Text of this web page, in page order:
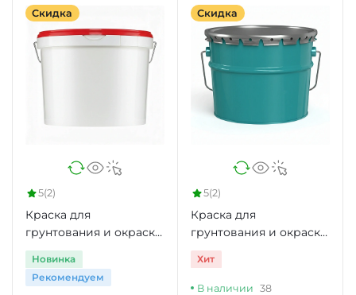
Скидка
5(2)
Краска для
грунтования и окраски
стен Argentum 20
Новинка
Рекомендуем
Скидка
5(2)
Краска для
грунтования и окраски
стен и потолков в
сухих помещениях
Хит
В наличии 38